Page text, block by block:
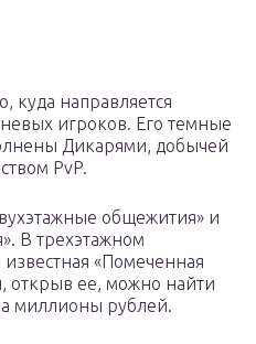
куда направляется
игроков. Его темные
Дикарями, добычей
PvP.
общежития» и
В трехэтажном
«Помеченная
открыв ее, можно найти
миллионы рублей.